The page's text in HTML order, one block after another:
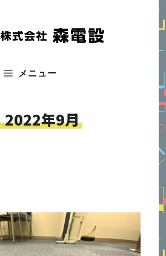
メニュー
2022年9月